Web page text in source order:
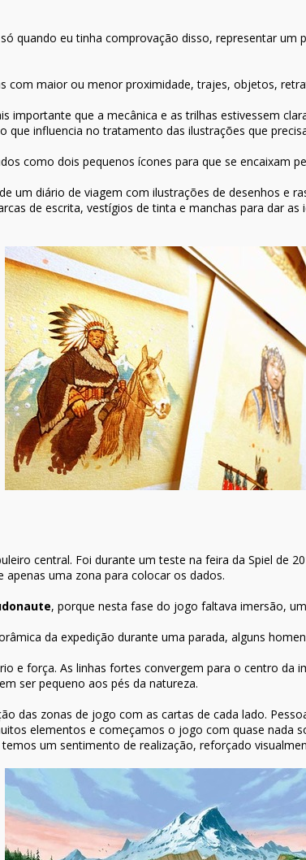
quando eu tinha comprovação disso, representar
com maior ou menor proximidade, trajes, objetos,
importante que a mecânica e as trilhas estivessem
influencia no tratamento das ilustrações que
como dois pequenos ícones para que se encaixam
um diário de viagem com ilustrações de desenhos e
de escrita, vestígios de tinta e manchas para dar
central. Foi durante um teste na feira da Spiel de
uma zona para colocar os dados.
, porque nesta fase do jogo faltava imersão,
da expedição durante uma parada, alguns
e força. As linhas fortes convergem para o centro
ser pequeno aos pés da natureza.
das zonas de jogo com as cartas de cada lado.
elementos e começamos o jogo com quase nada
um sentimento de realização, reforçado